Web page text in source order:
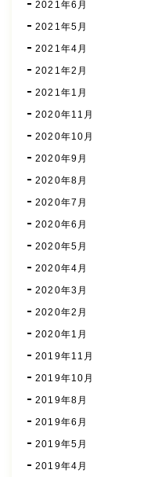
2021年6月
2021年5月
2021年4月
2021年2月
2021年1月
2020年11月
2020年10月
2020年9月
2020年8月
2020年7月
2020年6月
2020年5月
2020年4月
2020年3月
2020年2月
2020年1月
2019年11月
2019年10月
2019年8月
2019年6月
2019年5月
2019年4月